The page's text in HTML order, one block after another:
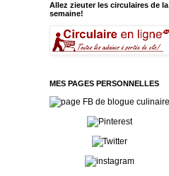
Allez zieuter les circulaires de la
semaine!
MES PAGES PERSONNELLES